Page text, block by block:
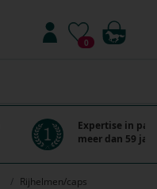
0
Expertise in
meer dan 59
Rijhelmen/caps